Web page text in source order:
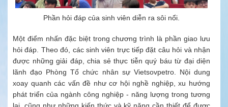
Phần hỏi đáp của sinh viên diễn ra sôi nổi.
Một điểm nhấn đặc biệt trong chương trình là phần giao lưu
hỏi đáp. Theo đó, các sinh viên trực tiếp đặt câu hỏi và nhận
được những giải đáp, chia sẻ thực tiễn quý báu từ đại diện
lãnh đạo Phòng Tổ chức nhân sự Vietsovpetro. Nội dung
xoay quanh các vấn đề như cơ hội nghề nghiệp, xu hướng
phát triển của ngành công nghiệp - năng lượng trong tương